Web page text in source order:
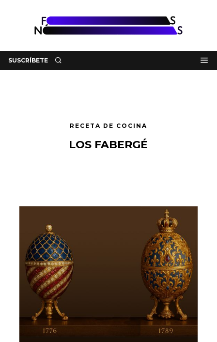
SUSCRÍBETE
RECETA DE COCINA
LOS FABERGÉ